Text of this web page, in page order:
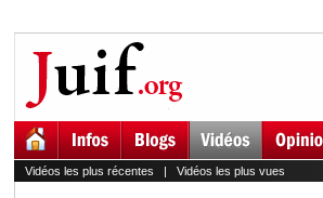
Vidéos les plus récentes | Vidéos les plus vues